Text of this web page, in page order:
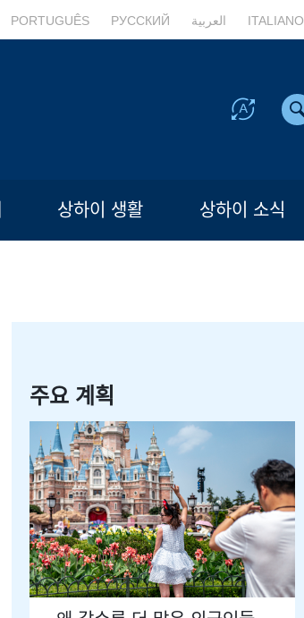
PORTUGUÊS РУССКИЙ العربية ITALIANO
상하이 생활 상하이 소식
주요 계획